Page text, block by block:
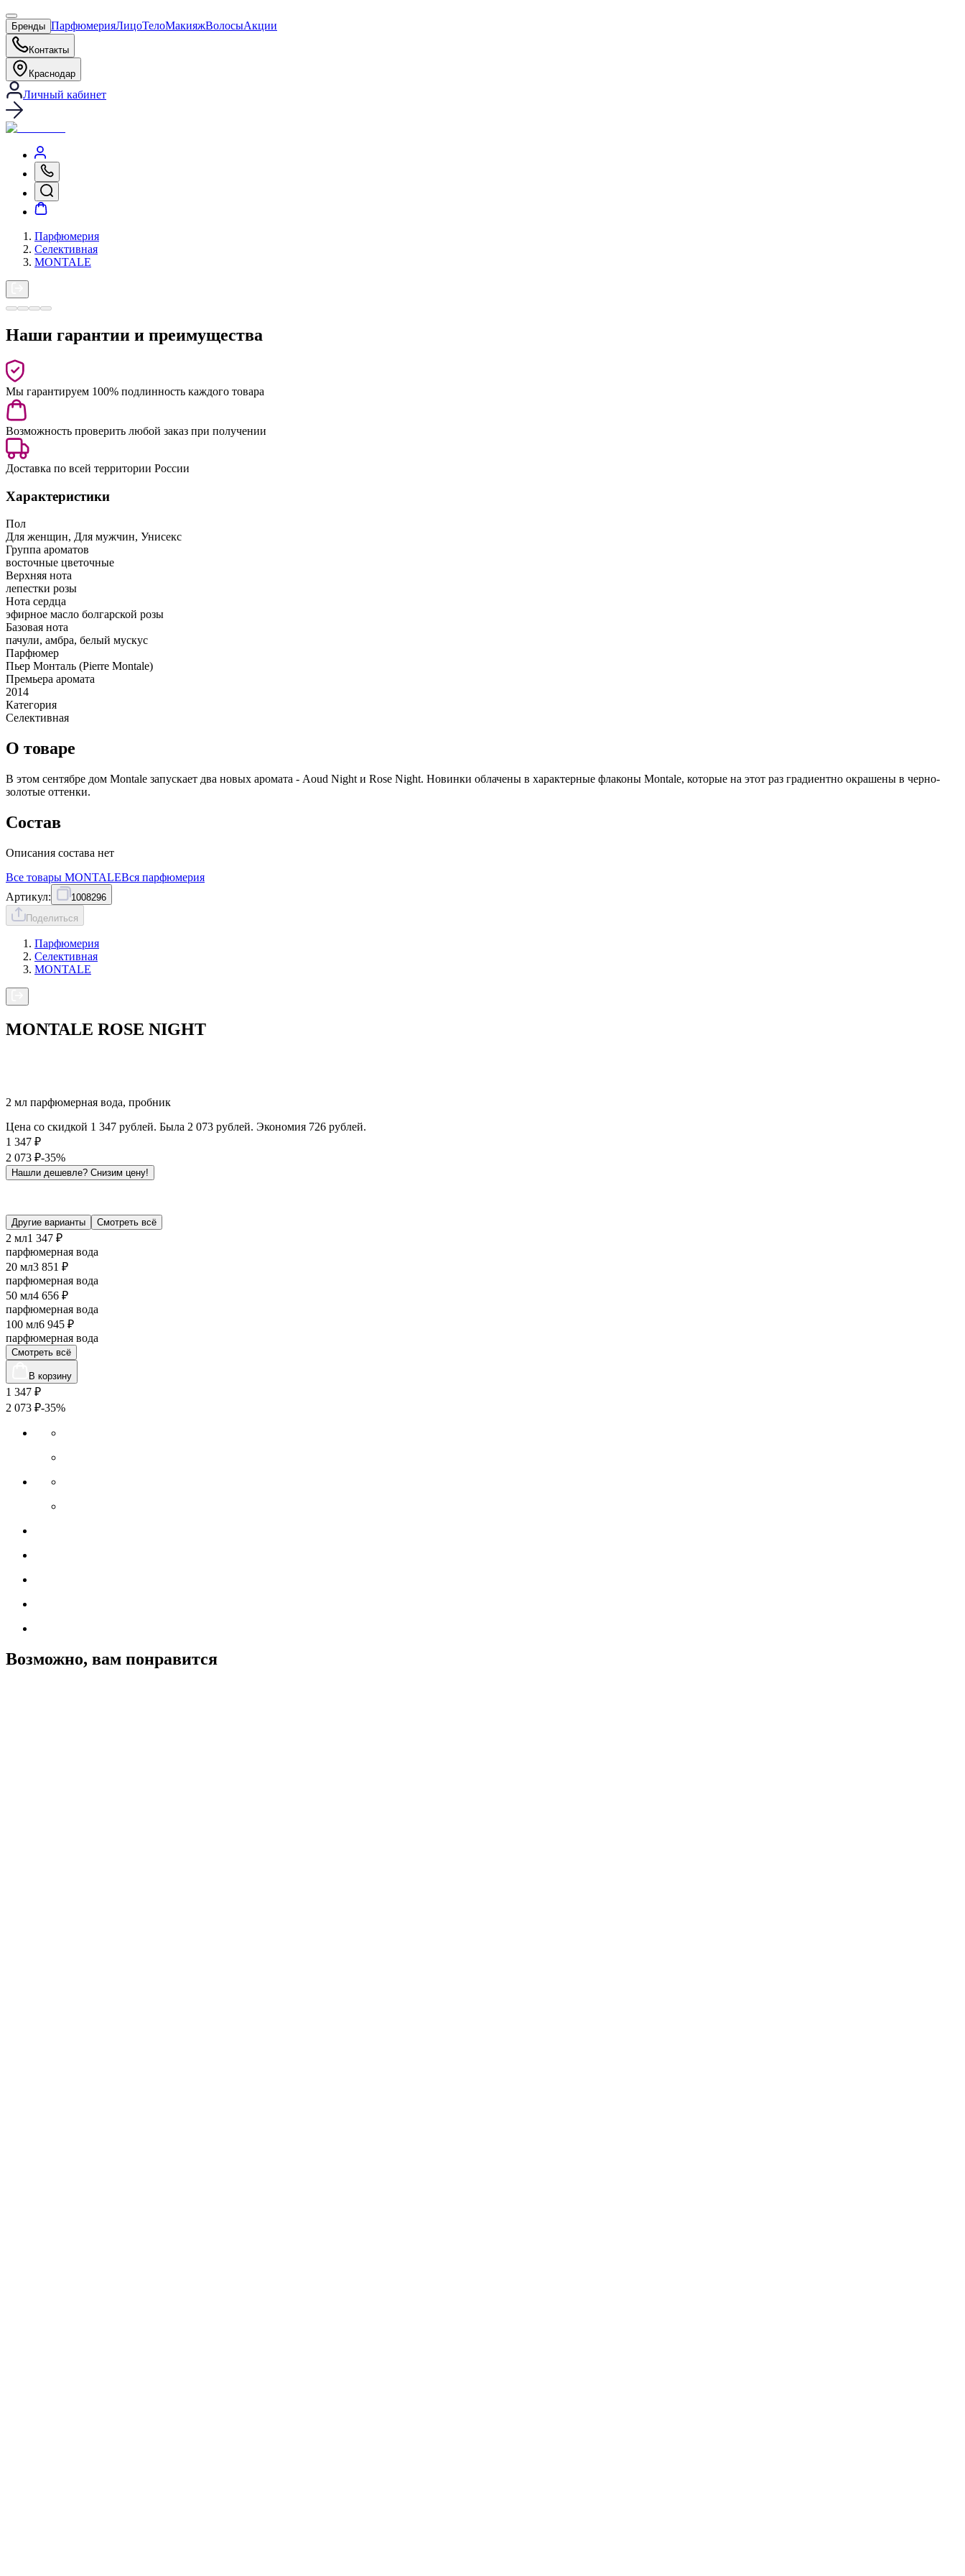
Бренды ПарфюмерияЛицоТелоМакияжВолосыАкции
Контакты
Краснодар
Личный кабинет
Парфюмерия
Селективная
MONTALE
Наши гарантии и преимущества
Мы гарантируем 100% подлинность каждого товара
Возможность проверить любой заказ при получении
Доставка по всей территории России
Характеристики
Пол
Для женщин, Для мужчин, Унисекс
Группа ароматов
восточные цветочные
Верхняя нота
лепестки розы
Нота сердца
эфирное масло болгарской розы
Базовая нота
пачули, амбра, белый мускус
Парфюмер
Пьер Монталь (Pierre Montale)
Премьера аромата
2014
Категория
Селективная
О товаре
В этом сентябре дом Montale запускает два новых аромата - Aoud Night и Rose Night. Новинки облачены в характерные флаконы Montale, которые на этот раз градиентно окрашены в черно-
золотые оттенки.
Состав
Описания состава нет
Все товары MONTALEВся парфюмерия
Артикул:
1008296
Поделиться
Парфюмерия
Селективная
MONTALE
MONTALE ROSE NIGHT
2 мл парфюмерная вода, пробник
Цена со скидкой 1 347 рублей. Была 2 073 рублей. Экономия 726 рублей.
1 347 ₽
2 073 ₽-35%
Нашли дешевле? Снизим цену!
Другие варианты Смотреть всё
2 мл1 347 ₽
парфюмерная вода
20 мл3 851 ₽
парфюмерная вода
50 мл4 656 ₽
парфюмерная вода
100 мл6 945 ₽
парфюмерная вода
Смотреть всё
В корзину
1 347 ₽
2 073 ₽-35%
Возможно, вам понравится